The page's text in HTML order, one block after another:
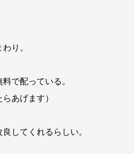
り。
で配っている。
あげます）
してくれるらしい。